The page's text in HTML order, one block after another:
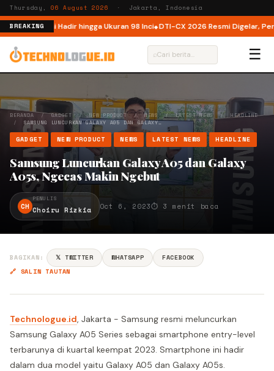
Thursday,06 August 2026 · Jakarta, Indonesia
BREAKING
Kini Hadir hingga Ukuran 98 Inci DTI-CX 2026 Resmi Digelar, Perkuat
⌕ ☰
BERANDA /GADGET /NEW PRODUCT/NEWS/LATEST NEWS/ HEADLINE
/ SAMSUNG LUNCURKAN GALAXY A05 DAN GALAXY…
GADGET NEW PRODUCT NEWS LATEST NEWS HEADLINE
Samsung Luncurkan Galaxy A05 dan Galaxy
A05s, Ngecas Makin Ngebut
CH
PENULIS
Choiru Rizkia Oct 6, 2023⏱ 3 menit baca
BAGIKAN: 𝕏 TWITTER WHATSAPP
FACEBOOK
🔗 SALIN TAUTAN
Technologue.id, Jakarta - Samsung resmi meluncurkan
Samsung Galaxy A05 Series sebagai smartphone entry-level
terbarunya di kuartal keempat 2023. Smartphone ini hadir
dalam dua model yaitu Galaxy A05 dan Galaxy A05s.